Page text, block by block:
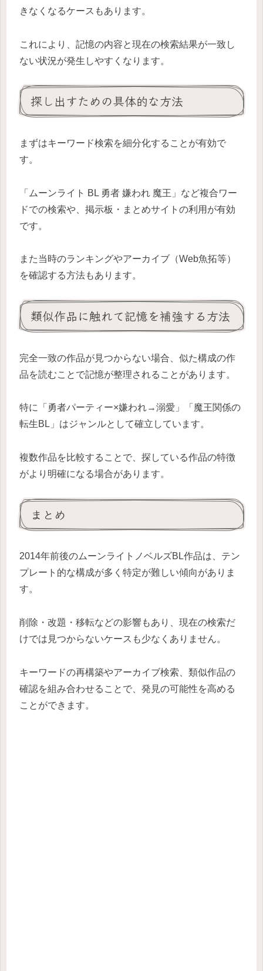
きなくなるケースもあります。
これにより、記憶の内容と現在の検索結果が一致し
ない状況が発生しやすくなります。
探し出すための具体的な方法
まずはキーワード検索を細分化することが有効で
す。
「ムーンライト BL 勇者 嫌われ 魔王」など複合ワー
ドでの検索や、掲示板・まとめサイトの利用が有効
です。
また当時のランキングやアーカイブ（Web魚拓等）
を確認する方法もあります。
類似作品に触れて記憶を補強する方法
完全一致の作品が見つからない場合、似た構成の作
品を読むことで記憶が整理されることがあります。
特に「勇者パーティー×嫌われ→溺愛」「魔王関係の
転生BL」はジャンルとして確立しています。
複数作品を比較することで、探している作品の特徴
がより明確になる場合があります。
まとめ
2014年前後のムーンライトノベルズBL作品は、テン
プレート的な構成が多く特定が難しい傾向がありま
す。
削除・改題・移転などの影響もあり、現在の検索だ
けでは見つからないケースも少なくありません。
キーワードの再構築やアーカイブ検索、類似作品の
確認を組み合わせることで、発見の可能性を高める
ことができます。